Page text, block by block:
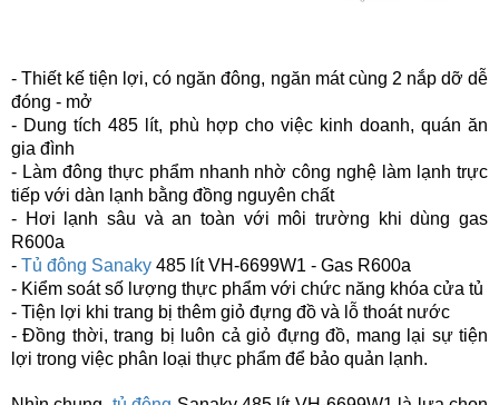
- Thiết kế tiện lợi, có ngăn đông, ngăn mát cùng 2 nắp dỡ dễ
đóng - mở
- Dung tích 485 lít, phù hợp cho việc kinh doanh, quán ăn
gia đình
- Làm đông thực phẩm nhanh nhờ công nghệ làm lạnh trực
tiếp với dàn lạnh bằng đồng nguyên chất
- Hơi lạnh sâu và an toàn với môi trường khi dùng gas
R600a
- Tủ đông Sanaky 485 lít VH-6699W1 - Gas R600a
- Kiểm soát số lượng thực phẩm với chức năng khóa cửa tủ
- Tiện lợi khi trang bị thêm giỏ đựng đồ và lỗ thoát nước
- Đồng thời, trang bị luôn cả giỏ đựng đồ, mang lại sự tiện
lợi trong việc phân loại thực phẩm để bảo quản lạnh.